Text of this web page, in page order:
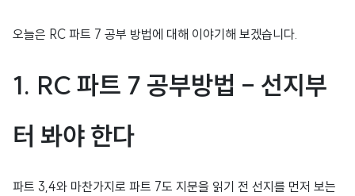
오늘은 RC 파트 7 공부 방법에 대해 이야기해 보겠습니다.
1. RC 파트 7 공부방법 - 선지부
터 봐야 한다
파트 3,4와 마찬가지로 파트 7도 지문을 읽기 전 선지를 먼저 보는